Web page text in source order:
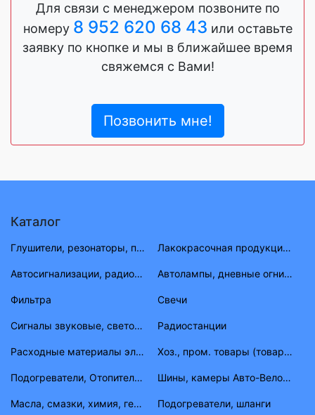
Для связи с менеджером позвоните по
номеру 8 952 620 68 43 или оставьте
заявку по кнопке и мы в ближайшее время
свяжемся с Вами!
Позвонить мне!
Каталог
Глушители, резонаторы, приемные трубы ВАЗ, ГАЗ, УАЗ Лакокрасочная продукция (растворитель, антигравий, краска, материал)
Автосигнализации, радиостанции Автолампы, дневные огни, фары противотуманные, габаритные огни
Фильтра Свечи
Сигналы звуковые, световые Радиостанции
Расходные материалы электрика Хоз., пром. товары (товары народного потребления)
Подогреватели, Отопители, шланги, штуцера, тройники Шины, камеры Авто-Вело-Мото
Масла, смазки, химия, герметик, тосолы Подогреватели, шланги